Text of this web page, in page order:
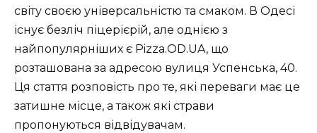
світу своєю універсальністю та смаком. В Одесі
існує безліч піцерієрій, але однією з
найпопулярніших є Pizza.OD.UA, що
розташована за адресою вулиця Успенська, 40.
Ця стаття розповість про те, які переваги має це
затишне місце, а також які страви
пропонуються відвідувачам.